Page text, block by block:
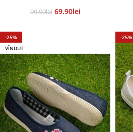
99.90Lei 69.90Lei
-25%
VÎNDUT
-25%